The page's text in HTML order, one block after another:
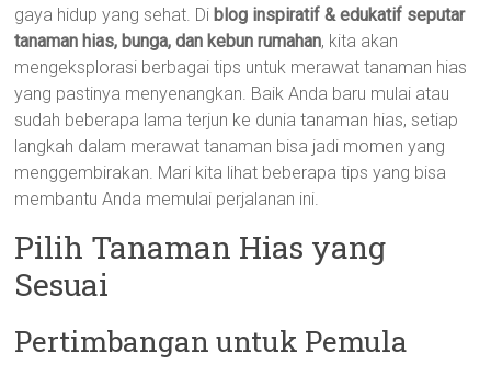
gaya hidup yang sehat. Di blog inspiratif & edukatif seputar
tanaman hias, bunga, dan kebun rumahan, kita akan
mengeksplorasi berbagai tips untuk merawat tanaman hias
yang pastinya menyenangkan. Baik Anda baru mulai atau
sudah beberapa lama terjun ke dunia tanaman hias, setiap
langkah dalam merawat tanaman bisa jadi momen yang
menggembirakan. Mari kita lihat beberapa tips yang bisa
membantu Anda memulai perjalanan ini.
Pilih Tanaman Hias yang
Sesuai
Pertimbangan untuk Pemula